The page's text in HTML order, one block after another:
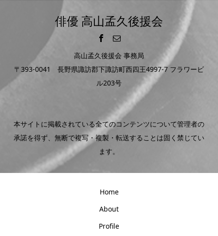
俳優 高山孟久後援会
高山孟久後援会 事務局
〒393-0041 長野県諏訪郡下諏訪町西四王4997-7 フラワービ
ル203号
本サイトに掲載されている全てのコンテンツについて管理者の
承諾を得ず、無断で複写・複製・転送することは固く禁じてい
ます。
Home
About
Profile